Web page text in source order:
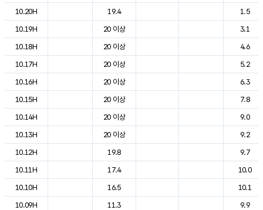
10.20H
19.4
1.5
10.19H
20 이상
3.1
10.18H
20 이상
4.6
10.17H
20 이상
5.2
10.16H
20 이상
6.3
10.15H
20 이상
7.8
10.14H
20 이상
9.0
10.13H
20 이상
9.2
10.12H
19.8
9.7
10.11H
17.4
10.0
10.10H
16.5
10.1
10.09H
11.3
9.9